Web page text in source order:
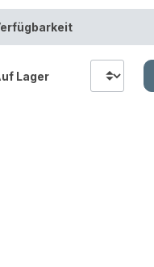
Lager